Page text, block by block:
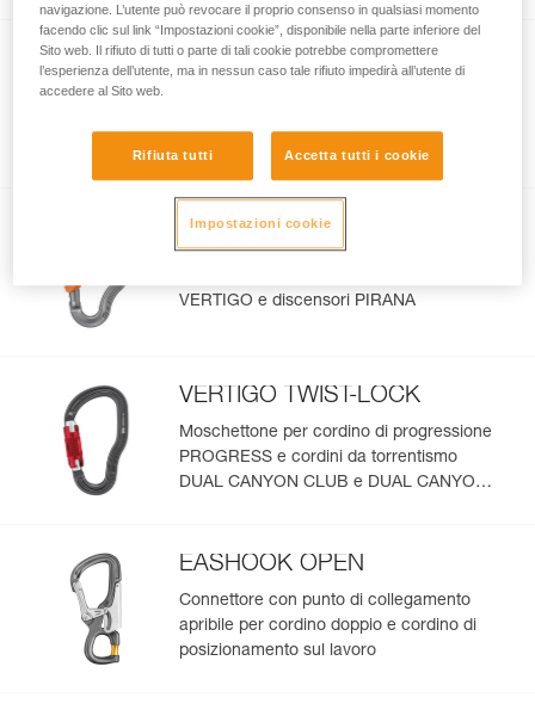
ROCHA
e ultraleggero
VERTIGO WIRE-LOCK
VERTIGO e discensori PIRANA
VERTIGO TWIST-LOCK
Moschettone per cordino di progressione
PROGRESS e cordini da torrentismo
DUAL CANYON CLUB e DUAL CANYON
EASHOOK OPEN
Connettore con punto di collegamento
apribile per cordino doppio e cordino di
posizionamento sul lavoro
navigazione. L’utente può revocare il proprio consenso in qualsiasi momento
facendo clic sul link “Impostazioni cookie”, disponibile nella parte inferiore del
Sito web. Il rifiuto di tutti o parte di tali cookie potrebbe compromettere
l’esperienza dell’utente, ma in nessun caso tale rifiuto impedirà all’utente di
accedere al Sito web.
Rifiuta tutti Accetta tutti i cookie
Impostazioni cookie